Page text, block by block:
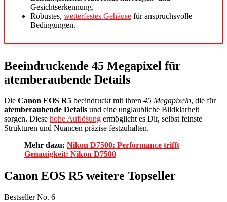
Gesichtserkennung.
Robustes, wetterfestes Gehäuse für anspruchsvolle
Bedingungen.
Beeindruckende 45 Megapixel für
atemberaubende Details
Die Canon EOS R5 beeindruckt mit ihren 45 Megapixeln, die für
atemberaubende Details und eine unglaubliche Bildklarheit
sorgen. Diese hohe Auflösung ermöglicht es Dir, selbst feinste
Strukturen und Nuancen präzise festzuhalten.
Mehr dazu: Nikon D7500: Performance trifft
Genauigkeit: Nikon D7500
Canon EOS R5 weitere Topseller
Bestseller No. 6